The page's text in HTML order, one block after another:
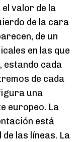
valor de la
de la cara
de un
en las que
estando cada
de cada
una
europeo. La
está
las líneas. La